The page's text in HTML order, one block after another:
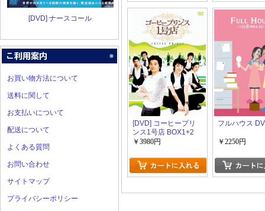
[DVD] ナースコール
お買い物方法について
送料に関して
お支払いについて
配送について
よくある質問
お問い合わせ
サイトマップ
プライバシーポリシー
[DVD] コーヒープリ
ンス1号店 BOX1+2
￥3980円
フルハウス
￥2250円